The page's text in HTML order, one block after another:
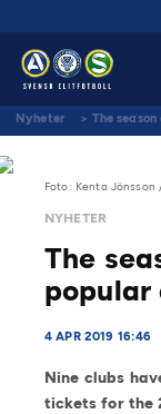
Nyheter > The
Foto: Kenta Jönsson
NYHETER
The
popular
4 APR 2019 16:46
Nine clubs
tickets for the